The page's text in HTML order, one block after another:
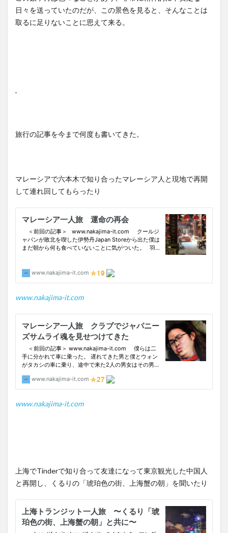
日々を送っていたのだが、この景色を見ると、そんなことは
取るに足りないことに思えて来る。
旅行の記事を今まで何度も書いてきた。
マレーシアで六本木で知り合ったマレーシア人と現地で再開
して連れ回してもらったり
www.nakajima-it.com
www.nakajima-it.com
上海でTinderで知り合って友達になって東京観光した中国人
と再開し、くるりの「琥珀色の街、上海蟹の朝」を聞いたり